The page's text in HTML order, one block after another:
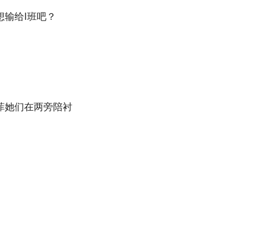
输给I班吧？
她们在两旁陪衬